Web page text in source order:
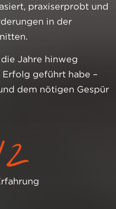
praxiserprobt und
in der
Jahre hinweg
geführt habe –
dem nötigen Gespür